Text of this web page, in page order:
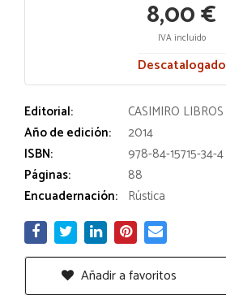
8,00 €
IVA incluido
Descatalogado
Editorial:
CASIMIRO LIBROS
Año de edición:
2014
ISBN:
978-84-15715-34-4
Páginas:
88
Encuadernación: Rústica
Añadir a favoritos